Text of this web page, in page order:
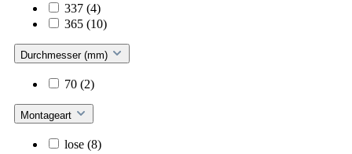
337 (4)
365 (10)
Durchmesser (mm)
70 (2)
Montageart
lose (8)